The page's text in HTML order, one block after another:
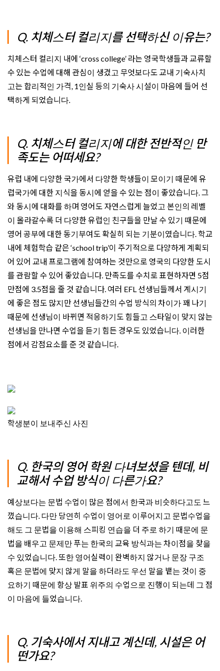
Q. 치체스터 컬리지를 선택하신 이유는?
치체스터 컬리지 내에 ‘cross college’ 라는 영국학생들과 교류할
수 있는 수업에 대해 관심이 생겼고 무엇보다도 교내 기숙사치
고는 합리적인 가격, 1인실 등의 기숙사 시설이 마음에 들어 선
택하게 되었습니다.
Q. 치체스터 컬리지에 대한 전반적인 만
족도는 어떠세요?
유럽 내에 다양한 국가에서 다양한 학생들이 모이기 때문에 유
럽국가에 대한 지식을 동시에 얻을 수 있는 점이 좋았습니다. 그
와 동시에 대화를 하며 영어도 자연스럽게 늘었고 본인의 레벨
이 올라갈수록 더 다양한 유럽인 친구들을 만날 수 있기 때문에
영어 공부에 대한 동기부여도 확실히 되는 기분이였습니다. 학교
내에 체험학습 같은 ‘school trip’이 주기적으로 다양하게 계획되
어 있어 교내 프로그램에 참여하는 것만으로 영국의 다양한 도시
를 관람할 수 있어 좋았습니다. 만족도를 수치로 표현하자면 5점
만점에 3.5점을 줄 것 같습니다. 여러 EFL 선생님들께서 계시기
에 좋은 점도 많지만 선생님들간의 수업 방식의 차이가 꽤 나기
때문에 선생님이 바뀌면 적응하기도 힘들고 스타일이 맞지 않는
선생님을 만나면 수업을 듣기 힘든 경우도 있었습니다. 이러한
점에서 감점요소를 준 것 같습니다.
학생분이 보내주신 사진
Q. 한국의 영어 학원 다녀보셨을 텐데, 비
교해서 수업 방식이 다른가요?
예상보다는 문법 수업이 많은 점에서 한국과 비슷하다고도 느
꼈습니다. 다만 당연히 수업이 영어로 이루어지고 문법수업을
해도 그 문법을 이용해 스피킹 연습을 더 주로 하기 때문에 문
법을 배우고 문제만 푸는 한국의 교육 방식과는 차이점을 찾을
수 있었습니다. 또한 영어실력이 완벽하지 않거나 문장 구조
혹은 문법에 맞지 않게 말을 하더라도 우선 말을 뱉는 것이 중
요하기 때문에 항상 발표 위주의 수업으로 진행이 되는데 그 점
이 마음에 들었습니다.
Q. 기숙사에서 지내고 계신데, 시설은 어
떤가요?